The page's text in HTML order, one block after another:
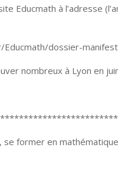
Educmath à l’adresse
Educmath/dossier-
nombreux à Lyon en
se former en